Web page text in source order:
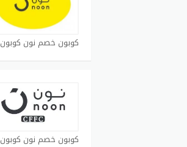
كوبون خصم نون كوبون
كوبون خصم نون كوبون